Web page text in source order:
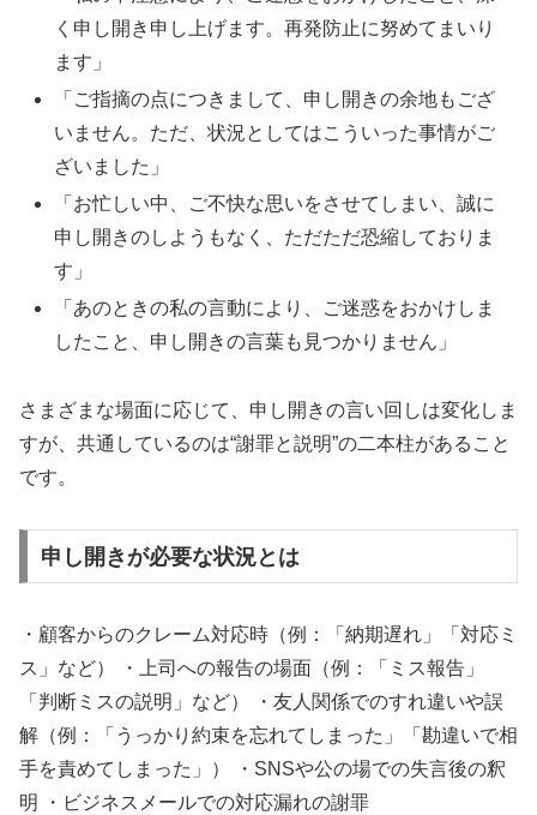
く申し開き申し上げます。再発防止に努めてまいり
ます」
「ご指摘の点につきまして、申し開きの余地もござ
いません。ただ、状況としてはこういった事情がご
ざいました」
「お忙しい中、ご不快な思いをさせてしまい、誠に
申し開きのしようもなく、ただただ恐縮しておりま
す」
「あのときの私の言動により、ご迷惑をおかけしま
したこと、申し開きの言葉も見つかりません」
さまざまな場面に応じて、申し開きの言い回しは変化しま
すが、共通しているのは“謝罪と説明”の二本柱があること
です。
申し開きが必要な状況とは
・顧客からのクレーム対応時（例：「納期遅れ」「対応ミ
ス」など） ・上司への報告の場面（例：「ミス報告」
「判断ミスの説明」など） ・友人関係でのすれ違いや誤
解（例：「うっかり約束を忘れてしまった」「勘違いで相
手を責めてしまった」） ・SNSや公の場での失言後の釈
明 ・ビジネスメールでの対応漏れの謝罪